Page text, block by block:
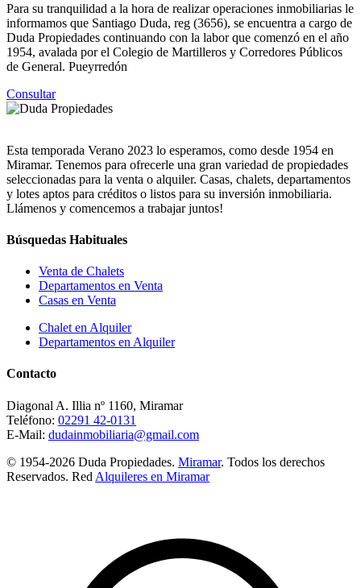
Para su tranquilidad a la hora de realizar operaciones inmobiliarias le
informamos que Santiago Duda, reg (3656), se encuentra a cargo de
Duda Propiedades continuando con la labor que comenzó en el año
1954, avalada por el Colegio de Martilleros y Corredores Públicos
de General. Pueyrredón
Consultar
Esta temporada Verano 2023 lo esperamos, como desde 1954 en
Miramar. Tenemos para ofrecerle una gran variedad de propiedades
seleccionadas para la venta o alquiler. Casas, chalets, departamentos
y lotes aptos para créditos o listos para su inversión inmobiliaria.
Llámenos y comencemos a trabajar juntos!
Búsquedas Habituales
Venta de Chalets
Departamentos en Venta
Casas en Venta
Chalet en Alquiler
Departamentos en Alquiler
Contacto
Diagonal A. Illia nº 1160, Miramar
Teléfono: 02291 42-0131
E-Mail: dudainmobiliaria@gmail.com
© 1954-2026 Duda Propiedades. Miramar. Todos los derechos
Reservados. Red Alquileres en Miramar